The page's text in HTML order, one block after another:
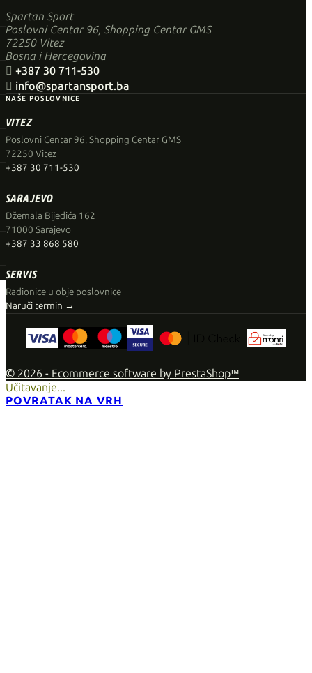
Spartan Sport
Poslovni Centar 96, Shopping Centar GMS
72250 Vitez
Bosna i Hercegovina
 +387 30 711-530
 info@spartansport.ba
NAŠE POSLOVNICE
VITEZ
Poslovni Centar 96, Shopping Centar GMS
72250 Vitez
+387 30 711-530
SARAJEVO
Džemala Bijedića 162
71000 Sarajevo
+387 33 868 580
SERVIS
Radionice u obje poslovnice
Naruči termin →
© 2026 - Ecommerce software by PrestaShop™
Učitavanje...
POVRATAK NA VRH